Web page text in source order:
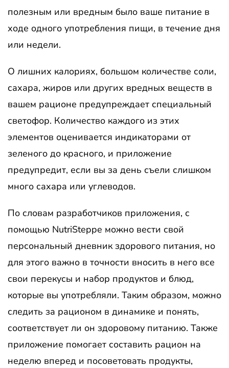
полезным или вредным было ваше питание в
ходе одного употребления пищи, в течение дня
или недели.
О лишних калориях, большом количестве соли,
сахара, жиров или других вредных веществ в
вашем рационе предупреждает специальный
светофор. Количество каждого из этих
элементов оценивается индикаторами от
зеленого до красного, и приложение
предупредит, если вы за день съели слишком
много сахара или углеводов.
По словам разработчиков приложения, с
помощью NutriSteppe можно вести свой
персональный дневник здорового питания, но
для этого важно в точности вносить в него все
свои перекусы и набор продуктов и блюд,
которые вы употребляли. Таким образом, можно
следить за рационом в динамике и понять,
соответствует ли он здоровому питанию. Также
приложение помогает составить рацион на
неделю вперед и посоветовать продукты,